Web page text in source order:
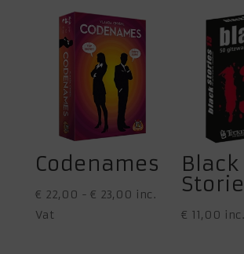
Codenames
€ 22,00 - € 23,00 Prijsklasse:
inc.
Vat
Black
€ 11,00